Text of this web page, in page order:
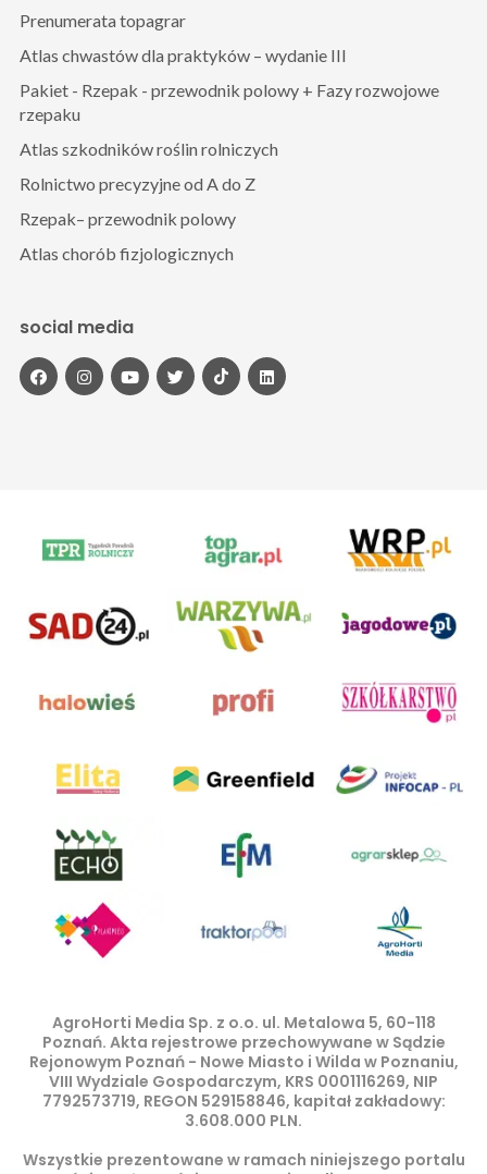
Prenumerata topagrar
Atlas chwastów dla praktyków – wydanie III
Pakiet - Rzepak - przewodnik polowy + Fazy rozwojowe
rzepaku
Atlas szkodników roślin rolniczych
Rolnictwo precyzyjne od A do Z
Rzepak– przewodnik polowy
Atlas chorób fizjologicznych
social media
AgroHorti Media Sp. z o.o. ul. Metalowa 5, 60-118
Poznań. Akta rejestrowe przechowywane w Sądzie
Rejonowym Poznań - Nowe Miasto i Wilda w Poznaniu,
VIII Wydziale Gospodarczym, KRS 0001116269, NIP
7792573719, REGON 529158846, kapitał zakładowy:
3.608.000 PLN.
Wszystkie prezentowane w ramach niniejszego portalu